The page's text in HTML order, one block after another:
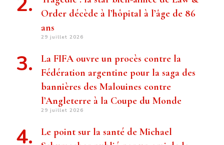
Order décède à l’hôpital à l’âge de 86
ans
29 juillet 2026
La FIFA ouvre un procès contre la
Fédération argentine pour la saga des
bannières des Malouines contre
l’Angleterre à la Coupe du Monde
29 juillet 2026
Le point sur la santé de Michael